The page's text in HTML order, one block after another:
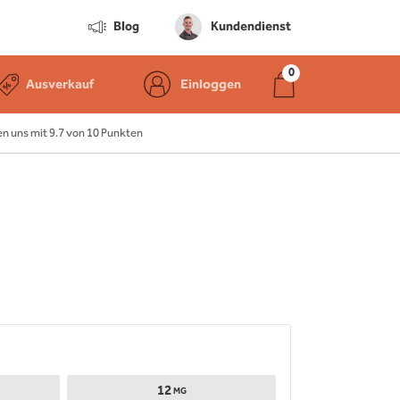
Blog Kundendienst
Ausverkauf Einloggen
uns mit 9.7 von 10 Punkten
12MG